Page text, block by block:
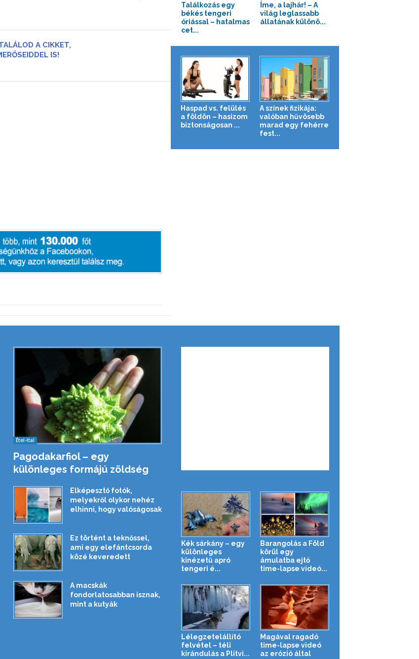
A CIKKET,
IS!
Találkozás egy
békés tengeri
óriással – hatalmas
cet...
Íme, a lajhár! – A
világ leglassabb
állatának különö...
Haspad vs. felülés
a földön – hasizom
biztonságosan ...
A színek fizikája:
valóban hűvösebb
marad egy fehérre
fest...
Étel-Ital
Pagodakarfiol – egy
különleges formájú zöldség
Elképesztő fotók,
melyekről olykor nehéz
elhinni, hogy valóságosak
Ez történt a teknőssel,
ami egy elefántcsorda
közé keveredett
A macskák
fondorlatosabban isznak,
mint a kutyák
Kék sárkány – egy
különleges
kinézetű apró
tengeri é...
Barangolás a Föld
körül egy
ámulatba ejtő
time-lapse videó...
Lélegzetelállító
felvétel – téli
kirándulás a Plitvi...
Magával ragadó
time-lapse videó
az erózió által